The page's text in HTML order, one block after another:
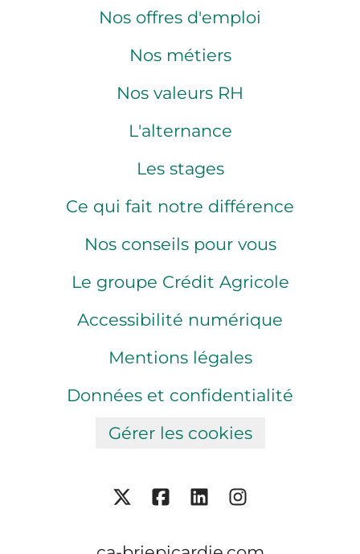
Nos offres d'emploi
Nos métiers
Nos valeurs RH
L'alternance
Les stages
Ce qui fait notre différence
Nos conseils pour vous
Le groupe Crédit Agricole
Accessibilité numérique
Mentions légales
Données et confidentialité
Gérer les cookies